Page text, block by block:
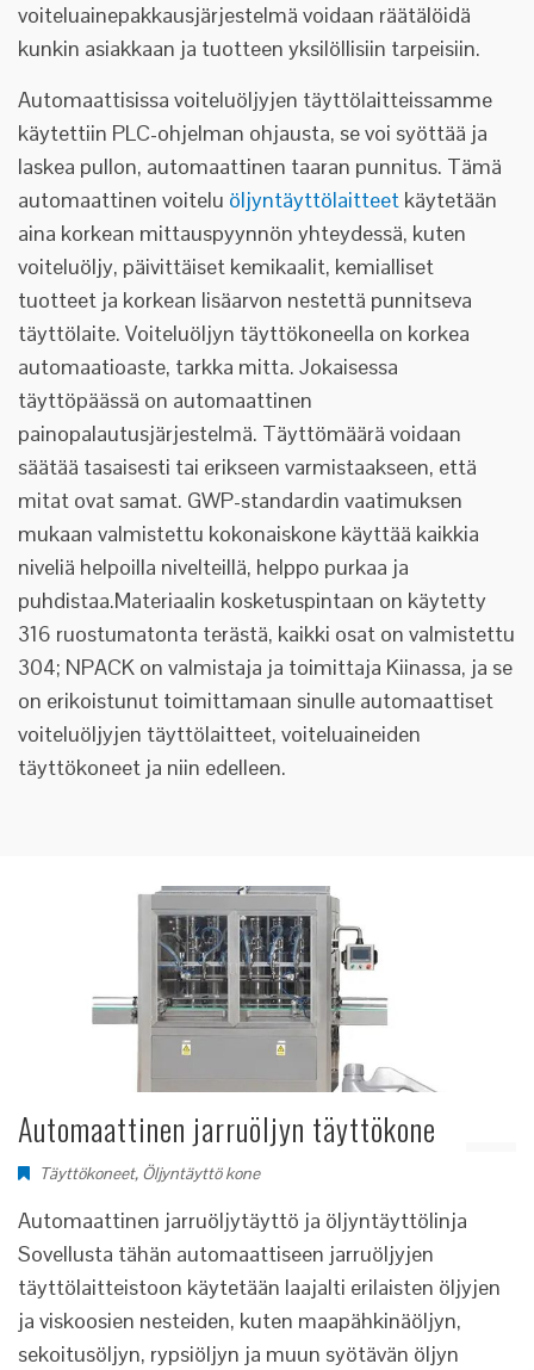
voiteluainepakkausjärjestelmä voidaan räätälöidä
kunkin asiakkaan ja tuotteen yksilöllisiin tarpeisiin.
Automaattisissa voiteluöljyjen täyttölaitteissamme
käytettiin PLC-ohjelman ohjausta, se voi syöttää ja
laskea pullon, automaattinen taaran punnitus. Tämä
automaattinen voitelu öljyntäyttölaitteet käytetään
aina korkean mittauspyynnön yhteydessä, kuten
voiteluöljy, päivittäiset kemikaalit, kemialliset
tuotteet ja korkean lisäarvon nestettä punnitseva
täyttölaite. Voiteluöljyn täyttökoneella on korkea
automaatioaste, tarkka mitta. Jokaisessa
täyttöpäässä on automaattinen
painopalautusjärjestelmä. Täyttömäärä voidaan
säätää tasaisesti tai erikseen varmistaakseen, että
mitat ovat samat. GWP-standardin vaatimuksen
mukaan valmistettu kokonaiskone käyttää kaikkia
niveliä helpoilla nivelteillä, helppo purkaa ja
puhdistaa.Materiaalin kosketuspintaan on käytetty
316 ruostumatonta terästä, kaikki osat on valmistettu
304; NPACK on valmistaja ja toimittaja Kiinassa, ja se
on erikoistunut toimittamaan sinulle automaattiset
voiteluöljyjen täyttölaitteet, voiteluaineiden
täyttökoneet ja niin edelleen.
Automaattinen jarruöljyn täyttökone
Täyttökoneet, Öljyntäyttö kone
Automaattinen jarruöljytäyttö ja öljyntäyttölinja
Sovellusta tähän automaattiseen jarruöljyjen
täyttölaitteistoon käytetään laajalti erilaisten öljyjen
ja viskoosien nesteiden, kuten maapähkinäöljyn,
sekoitusöljyn, rypsiöljyn ja muun syötävän öljyn